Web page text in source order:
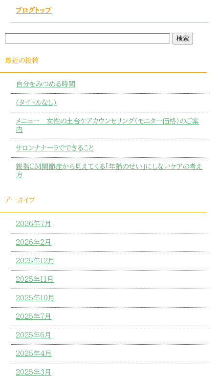
ブログトップ
最近の投稿
自分をみつめる時間
(タイトルなし)
メニュー 女性の土台ケアカウンセリング（モニター価格）のご案
内
サロンナナーラでできること
親指CM関節症から見えてくる「年齢のせい」にしないケアの考え
方
アーカイブ
2026年7月
2026年2月
2025年12月
2025年11月
2025年10月
2025年7月
2025年6月
2025年4月
2025年3月